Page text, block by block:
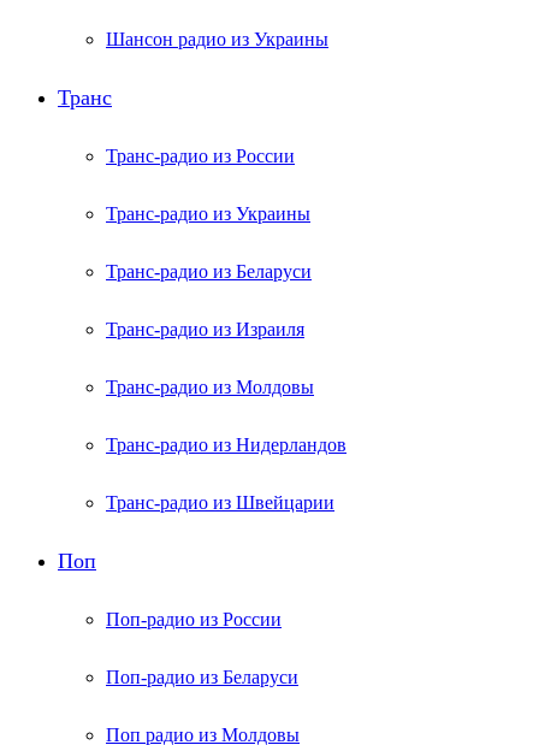
Шансон радио из Украины
Транс
Транс-радио из России
Транс-радио из Украины
Транс-радио из Беларуси
Транс-радио из Израиля
Транс-радио из Молдовы
Транс-радио из Нидерландов
Транс-радио из Швейцарии
Поп
Поп-радио из России
Поп-радио из Беларуси
Поп радио из Молдовы